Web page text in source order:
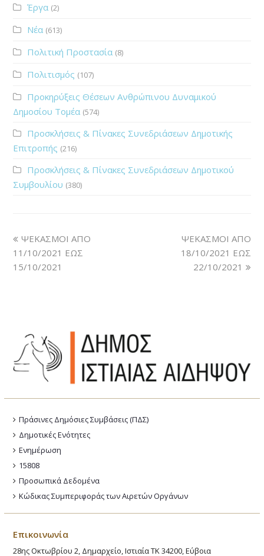
Έργα (2)
Νέα (613)
Πολιτική Προστασία (8)
Πολιτισμός (107)
Προκηρύξεις Θέσεων Ανθρώπινου Δυναμικού
Δημοσίου Τομέα (574)
Προσκλήσεις & Πίνακες Συνεδριάσεων Δημοτικής
Επιτροπής (216)
Προσκλήσεις & Πίνακες Συνεδριάσεων Δημοτικού
Συμβουλίου (380)
ΨΕΚΑΣΜΟΙ ΑΠΟ
11/10/2021 ΕΩΣ
15/10/2021
ΨΕΚΑΣΜΟΙ ΑΠΟ
18/10/2021 ΕΩΣ
22/10/2021
Πράσινες Δημόσιες Συμβάσεις (ΠΔΣ)
Δημοτικές Ενότητες
Ενημέρωση
15808
Προσωπικά Δεδομένα
Κώδικας Συμπεριφοράς των Αιρετών Οργάνων
Επικοινωνία
28ης Οκτωβρίου 2, Δημαρχείο, Ιστιαία ΤΚ 34200, Εύβοια